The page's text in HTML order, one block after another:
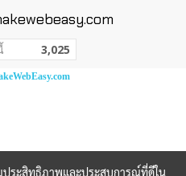
3,025
ประสิทธิภาพและประสบการณ์ที่ดีใน